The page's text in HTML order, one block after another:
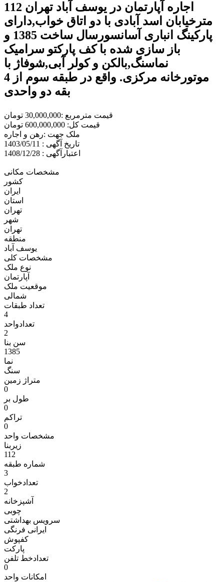
اجاره آپارتمان در یوسف آباد تهران 112
مترخیابان اسد آبادی با دو اتاق خواب,دارای
پارکینگ انباری آسانسورسال ساخت 1385 و
باز سازی شده با کف پارکتو سرامیک
نماسنگ,بالکن و کولر آبی,شوفاژ با
موتورخانه مرکزی. واقع در طبقه سوم از 4
بقه دو واحدی
قیمت مترمربع :30,000,000 تومان
قیمت کل: 600,000,000 تومان
ملک جهت :رهن و اجاره
تاریخ آگهی : 1403/05/11
اعتبارآگهی : 1408/12/28
مشخصات مکانی
کشور
ایران
استان
تهران
شهر
تهران
منطقه
یوسف آباد
مشخصات کلی
نوع ملک
آپارتمان
موقعیت ملک
شمالی
تعداد طبقات
4
تعدادواحد
2
سن بنا
1385
نما
سنگ
متراژ زمين
0
طول بر
0
تراکم
0
مشخصات واحد
زیربنا
112
شماره طبقه
3
تعدادخواب
2
آشپزخانه
چوبی
سرویس بهداشتی
ایرانی فرنگی
کفپوش
پارکت
تعدادخط تلفن
0
امکانات واحد